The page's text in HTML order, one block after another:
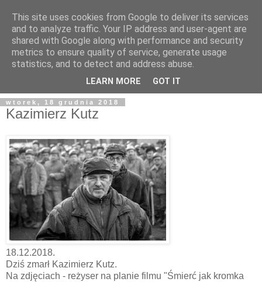
wtorek, 18 grudnia 2018
Kazimierz Kutz
18.12.2018.
Dziś zmarł Kazimierz Kutz.
Na zdjęciach - reżyser na planie filmu "Śmierć jak kromka
This site uses cookies from Google to deliver its services
and to analyze traffic. Your IP address and user-agent are
shared with Google along with performance and security
metrics to ensure quality of service, generate usage
statistics, and to detect and address abuse.
LEARN MORE GOT IT